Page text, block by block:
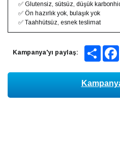
✅ Glutensiz, sütsüz, düşük
✅ Ön hazırlık yok, bulaşık yok
✅ Taahhütsüz, esnek teslimat
Kampanya'yı paylaş: Share